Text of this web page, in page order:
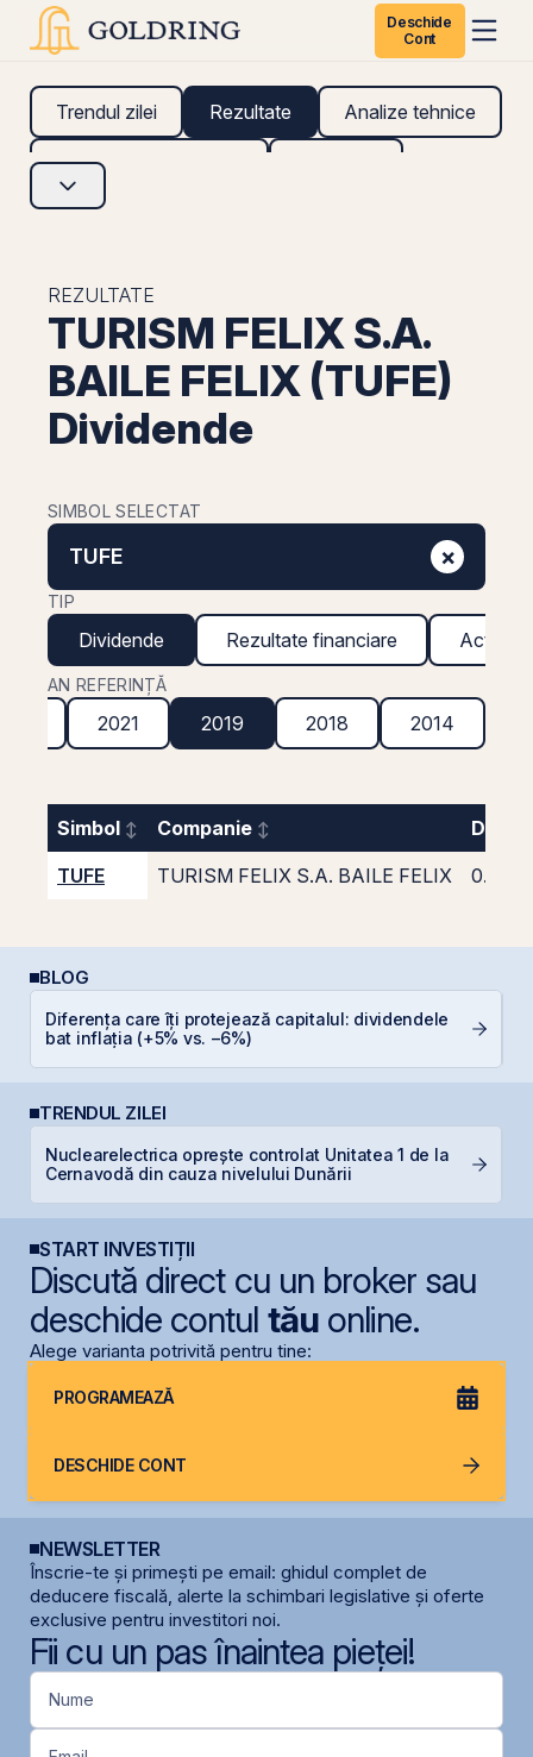
Deschide
Cont
Trendul zilei Rezultate Analize tehnice
Analize fundamentale
REZULTATE
TURISM FELIX S.A.
BAILE FELIX (TUFE)
Dividende
SIMBOL SELECTAT
TUFE ×
TIP
Dividende Rezultate financiare Acțiuni
AN REFERINȚĂ
2021 2019 2018 2014
Simbol Companie
TUFE
TURISM FELIX S.A. BAILE FELIX
BLOG
Diferența care îți protejează capitalul: dividendele
bat inflația (+5% vs. −6%)
TRENDUL ZILEI
Nuclearelectrica oprește controlat Unitatea 1 de la
Cernavodă din cauza nivelului Dunării
START INVESTIȚII
Discută direct cu un broker sau
deschide contul tăuonline.
Alege varianta potrivită pentru tine:
PROGRAMEAZĂ
DESCHIDE CONT
NEWSLETTER
Înscrie-te și primești pe email: ghidul complet de
deducere fiscală, alerte la schimbari legislative și oferte
exclusive pentru investitori noi.
Fii cu un pas înaintea pieței!
Nume